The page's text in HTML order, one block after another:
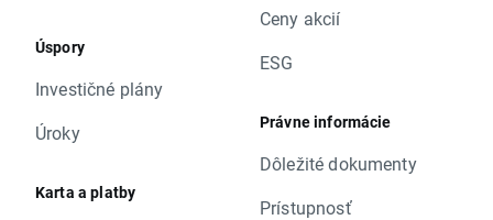
Úspory
Investičné plány
Úroky
Karta a platby
Ceny akcií
ESG
Právne informácie
Dôležité dokumenty
Prístupnosť